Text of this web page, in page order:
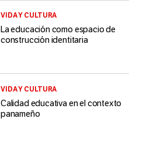
VIDA Y CULTURA
La educación como espacio de
construcción identitaria
VIDA Y CULTURA
Calidad educativa en el contexto
panameño